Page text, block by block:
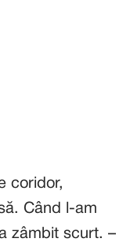
coridor,
Când l-am
zâmbit scurt. –